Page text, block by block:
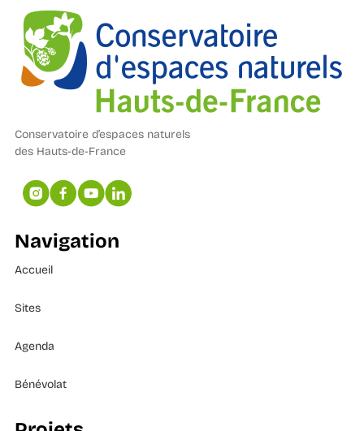
Conservatoire d’espaces naturels
des Hauts-de-France
Navigation
Accueil
Sites
Agenda
Bénévolat